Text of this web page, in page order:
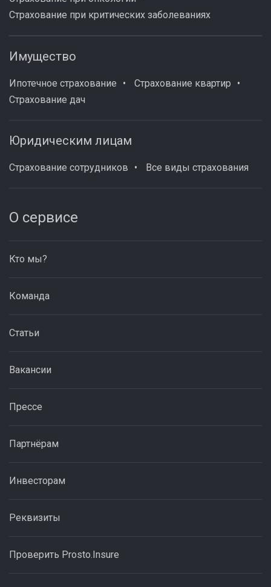
Страхование при критических заболеваниях
Имущество
Ипотечное страхование
Страхование квартир
Страхование дач
Юридическим лицам
Страхование сотрудников Все виды страхования
О сервисе
Кто мы?
Команда
Статьи
Вакансии
Прессе
Партнёрам
Инвесторам
Реквизиты
Проверить Prosto.Insure